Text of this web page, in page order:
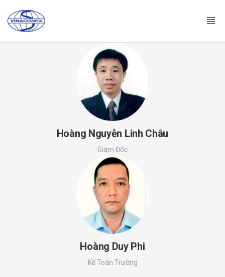
Hoàng Nguyễn Linh Châu
Giám Đốc
Hoàng Duy Phi
Kế Toán Trưởng